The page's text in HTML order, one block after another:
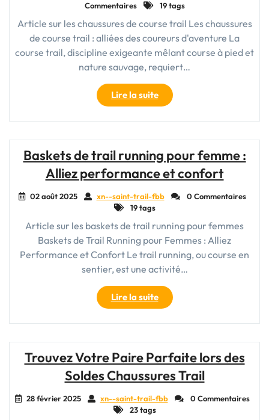
Commentaires
19 tags
Article sur les chaussures de course trail Les chaussures
de course trail : alliées des coureurs d'aventure La
course trail, discipline exigeante mêlant course à pied et
nature sauvage, requiert…
Lire la suite"Choisir
les
Meilleures
Course
Trail
Vos
en
Pleine
Nature"
Baskets de trail running pour femme :
Alliez performance et confort
02 août 2025 xn--saint-trail-fbb
0 Commentaires
19 tags
Article sur les baskets de trail running pour femmes
Baskets de Trail Running pour Femmes : Alliez
Performance et Confort Le trail running, ou course en
sentier, est une activité…
Lire la suite"Baskets
de
trail
femme
:
performance
Trouvez Votre Paire Parfaite lors des
Soldes Chaussures Trail
28 février 2025 xn--saint-trail-fbb
0 Commentaires
23 tags